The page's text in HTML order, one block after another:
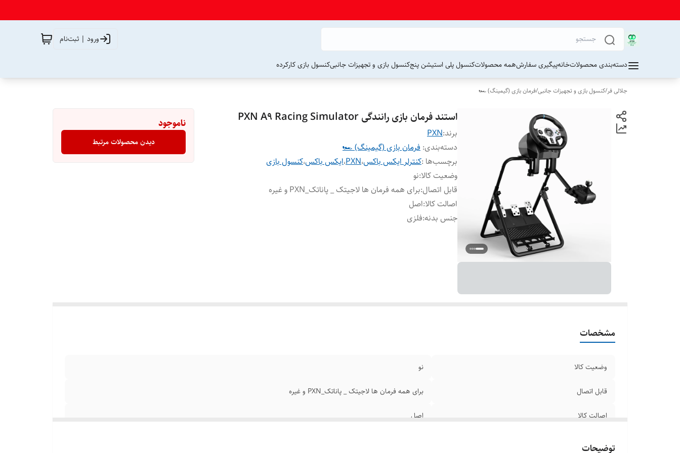
ورود | ثبت‌نام
دسته‌بندی محصولاتخانهپیگیری سفارشهمه محصولاتکنسول پلی استیشن پنجکنسول بازی و تجهیزات جانبیکنسول بازی کارکرده
جلالی فر/کنسول بازی و تجهیزات جانبی/فرمان بازی (گیمینگ) 🏎️
استند فرمان بازی رانندگی PXN A9 Racing Simulator
برند:PXN
دسته‌بندی: فرمان بازی (گیمینگ) 🏎️
برچسب‌ها :کنترلر ایکس باکس،PXN،ایکس باکس،کنسول بازی
وضعیت کالا:نو
قابل اتصال:برای همه فرمان ها لاجیتک _ پاناتک_PXN و غیره
اصالت کالا:اصل
جنس بدنه:فلزی
ناموجود
دیدن محصولات مرتبط
مشخصات
وضعیت کالا نو
قابل اتصال برای همه فرمان ها لاجیتک _ پاناتک_PXN و غیره
اصالت کالا اصل
توضیحات